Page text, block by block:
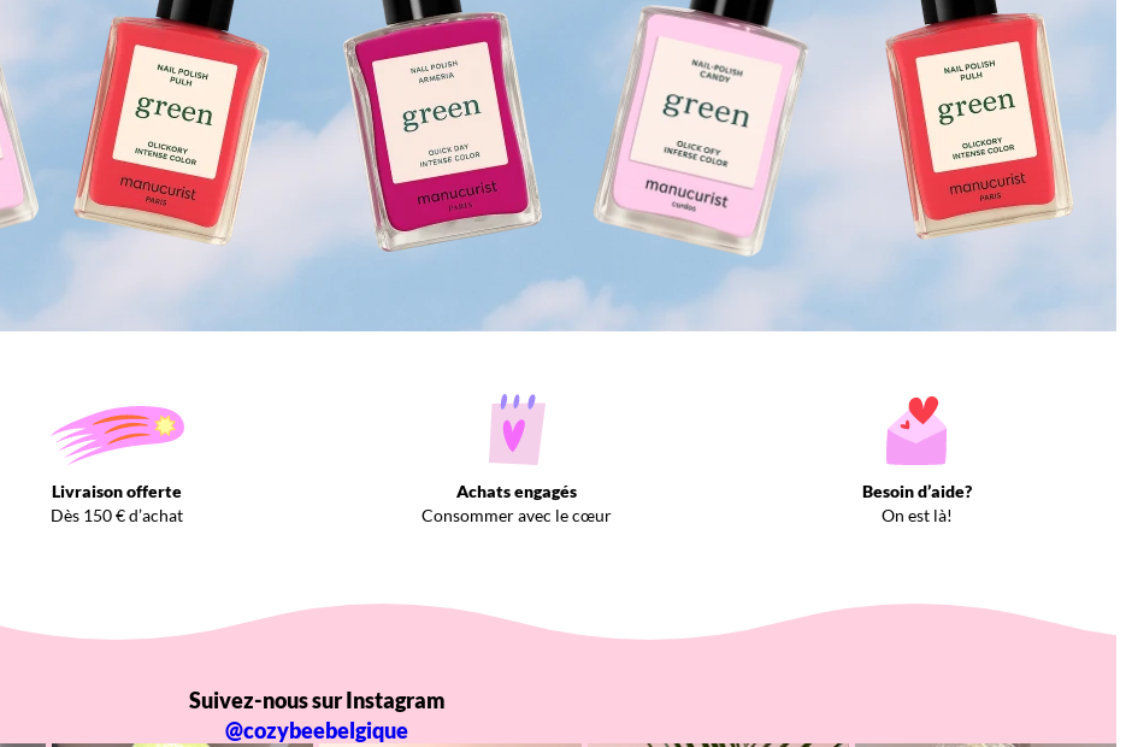
Livraison offerte
Dès 150 € d’achat
Achats engagés
Consommer avec le cœur
Besoin d’aide?
On est là!
Suivez-nous sur Instagram
@cozybeebelgique